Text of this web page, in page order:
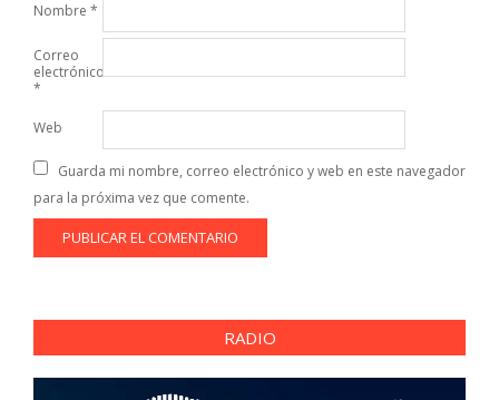
Nombre *
Correo
electrónico
*
Web
Guarda mi nombre, correo electrónico y web en este navegador
para la próxima vez que comente.
RADIO